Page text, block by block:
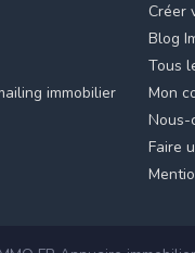
immobilier
Créer
Blog
Tous
Mon
Nous-
Faire